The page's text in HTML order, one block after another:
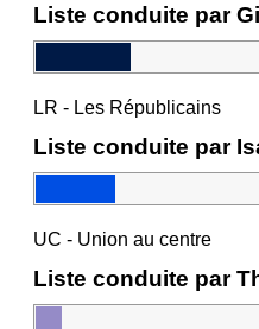
LR - Les Républicains
UC - Union au centre